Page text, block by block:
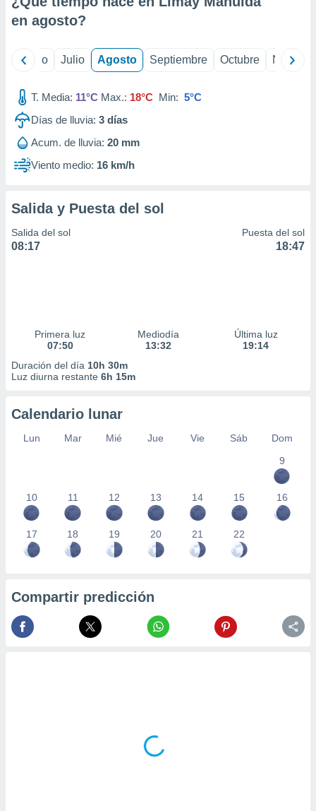
e
publicidad
publicidad
de
en agosto?
Junio Julio Agosto Septiembre Octubre
T. Media: 11°C Max.: 18°C Min: 5°C
Días de lluvia: 3 días
Acum. de lluvia: 20 mm
Viento medio: 16 km/h
Salida y Puesta del sol
Salida del sol
08:17
Puesta del sol
18:47
Primera luz
07:50
Mediodía
13:32
Última luz
19:14
Duración del día 10h 30m
Luz diurna restante 6h 15m
Calendario lunar
Lun Mar Mié Jue Vie Sáb
Dom
9
10 11 12 13 14 15 16
17 18 19 20 21 22
Compartir predicción